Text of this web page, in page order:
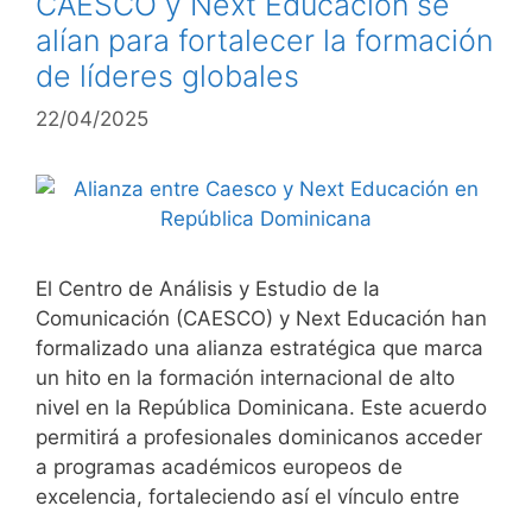
alían para fortalecer la formación
de líderes globales
22/04/2025
El Centro de Análisis y Estudio de la
Comunicación (CAESCO) y Next Educación han
formalizado una alianza estratégica que marca
un hito en la formación internacional de alto
nivel en la República Dominicana. Este acuerdo
permitirá a profesionales dominicanos acceder
a programas académicos europeos de
excelencia, fortaleciendo así el vínculo entre